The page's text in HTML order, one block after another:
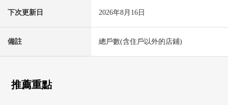
下次更新日 2026年8月16日
備註 總戶數(含住戶以外的店鋪)
推薦重點